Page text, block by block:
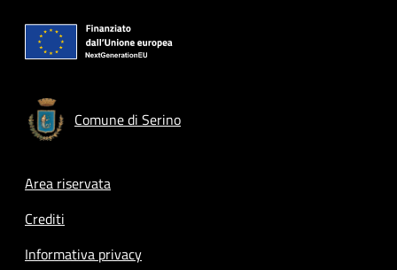
Comune di Serino
Footer menu
Area riservata
Crediti
Informativa privacy